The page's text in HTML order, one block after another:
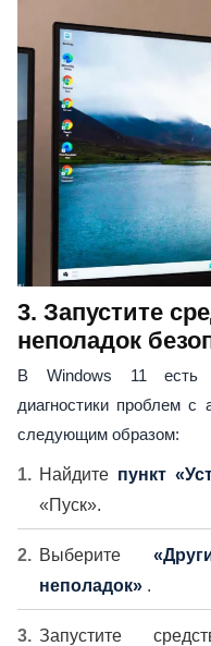
3. Запустите
неполадок
В Windows 11 есть
диагностики проблем с
следующим образом:
Найдите пункт
«Пуск».
Выберите
неполадок» .
Запустите